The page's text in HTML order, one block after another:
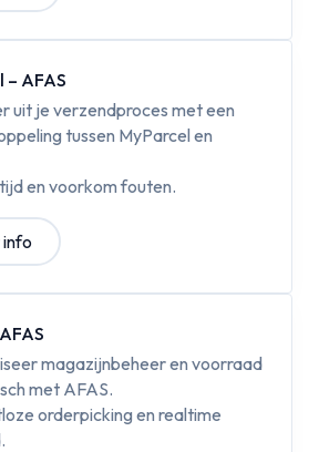
– AFAS
uit je verzendproces met een
tussen MyParcel en
en voorkom fouten.
magazijnbeheer en voorraad
met AFAS.
orderpicking en realtime